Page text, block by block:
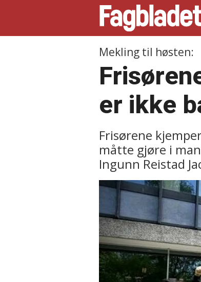
Mekling til høsten:
er ikke
Frisørene
måtte gjøre i
Ingunn Reistad